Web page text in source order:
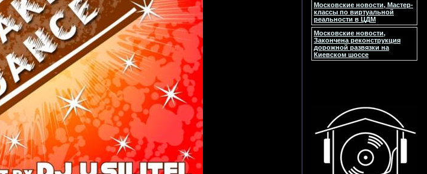
Московские новости, Мастер-
классы по виртуальной
реальности в ЦДМ
Московские новости,
Закончена реконструкция
дорожной развязки на
Киевском шоссе